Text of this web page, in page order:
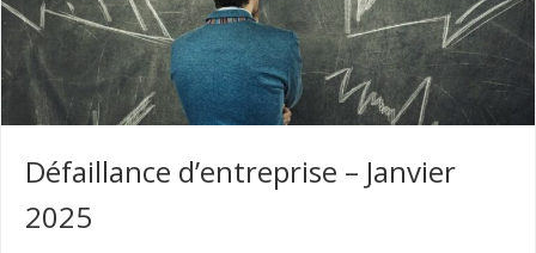
Défaillance d’entreprise – Janvier
2025